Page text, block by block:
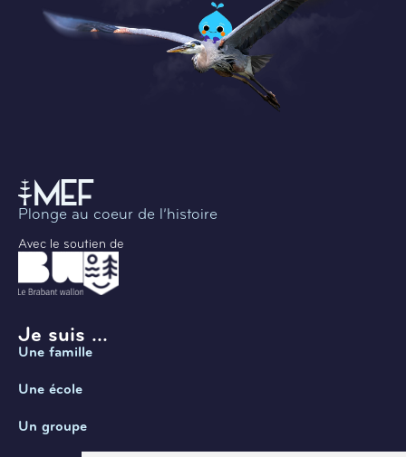
Plonge au coeur de l’histoire
Avec le soutien de
Je suis ...
Une famille
Une école
Un groupe